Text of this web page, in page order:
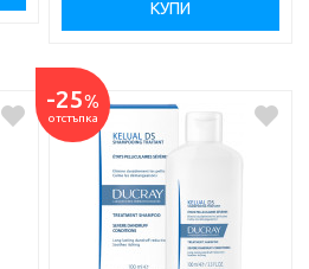
КУПИ
-25%
отстъпка